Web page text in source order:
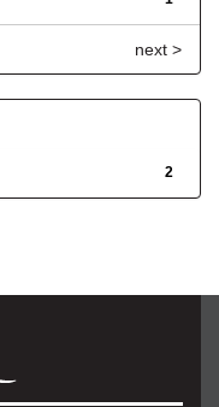
next >
2